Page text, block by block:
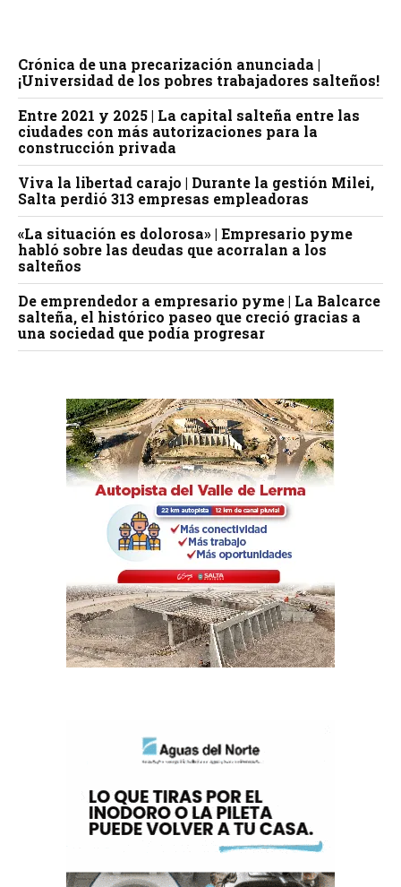
Crónica de una precarización anunciada |
¡Universidad de los pobres trabajadores salteños!
Entre 2021 y 2025 | La capital salteña entre las
ciudades con más autorizaciones para la
construcción privada
Viva la libertad carajo | Durante la gestión Milei,
Salta perdió 313 empresas empleadoras
«La situación es dolorosa» | Empresario pyme
habló sobre las deudas que acorralan a los
salteños
De emprendedor a empresario pyme | La Balcarce
salteña, el histórico paseo que creció gracias a
una sociedad que podía progresar